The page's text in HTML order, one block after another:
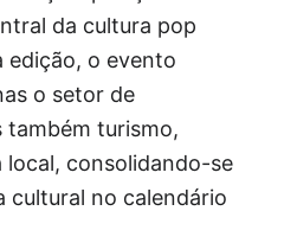
da cultura pop
edição, o evento
o setor de
turismo,
local, consolidando-se
cultural no calendário